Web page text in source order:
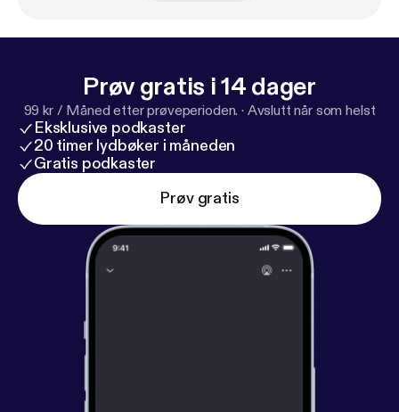
Prøv gratis i 14 dager
99 kr / Måned etter prøveperioden. · Avslutt når som helst
Eksklusive podkaster
20 timer lydbøker i måneden
Gratis podkaster
Prøv gratis